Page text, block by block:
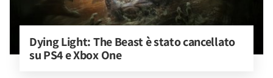
Dying Light: The Beast è stato cancellato
su PS4 e Xbox One